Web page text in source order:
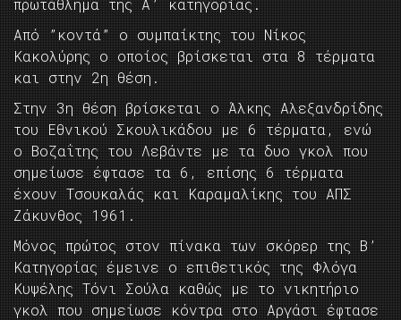
πρωτάθλημα της Α’ κατηγορίας.
Από ”κοντά” ο συμπαίκτης του Νίκος
Κακολύρης ο οποίος βρίσκεται στα 8 τέρματα
και στην 2η θέση.
Στην 3η θέση βρίσκεται ο Άλκης Αλεξανδρίδης
του Εθνικού Σκουλικάδου με 6 τέρματα, ενώ
ο Βοζαΐτης του Λεβάντε με τα δυο γκολ που
σημείωσε έφτασε τα 6, επίσης 6 τέρματα
έχουν Τσουκαλάς και Καραμαλίκης του ΑΠΣ
Ζάκυνθος 1961.
Μόνος πρώτος στον πίνακα των σκόρερ της Β’
Κατηγορίας έμεινε ο επιθετικός της Φλόγα
Κυψέλης Τόνι Σούλα καθώς με το νικητήριο
γκολ που σημείωσε κόντρα στο Αργάσι έφτασε